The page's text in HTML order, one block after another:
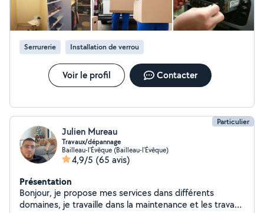
Serrurerie Installation de verrou
Voir le profil Contacter
Particulier
Julien Mureau
Travaux/dépannage
Bailleau-l'Évêque (Bailleau-l'Évêque)
4,9/5 (65 avis)
Présentation
Bonjour, je propose mes services dans différents
domaines, je travaille dans la maintenance et les travaux